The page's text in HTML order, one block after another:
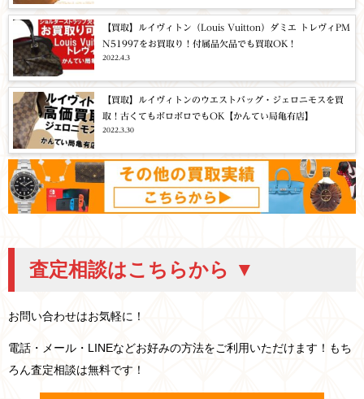
【買取】ルイヴィトン（Louis Vuitton）ダミエ トレヴィPM
N51997をお買取り！付属品欠品でも買取OK！
2022.4.3
【買取】ルイヴィトンのウエストバッグ・ジェロニモスを買
取！古くてもボロボロでもOK【かんてい局亀有店】
2022.3.30
査定相談はこちらから ▼
お問い合わせはお気軽に！
電話・メール・LINEなどお好みの方法をご利用いただけます！もち
ろん査定相談は無料です！